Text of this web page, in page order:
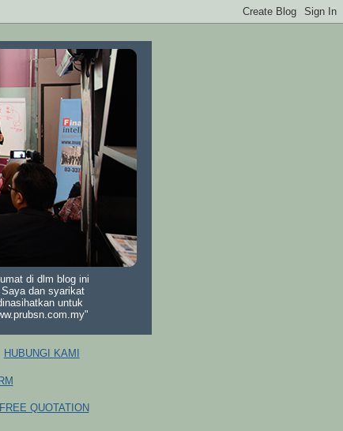
di dlm blog ini
dan syarikat
untuk
HUBUNGI KAMI
FREE QUOTATION